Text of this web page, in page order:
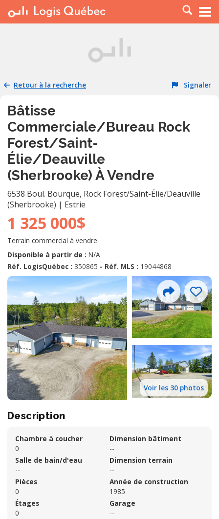
À LOUER
PLACER UNE ANNONCE
RESSOURCES
Retour à la recherche Signaler
Bâtisse
Commerciale/Bureau Rock
Forest/Saint-
Élie/Deauville
(Sherbrooke) À Vendre
6538 Boul. Bourque, Rock Forest/Saint-Élie/Deauville
(Sherbrooke) | Estrie
1 325 000$
Terrain commercial à vendre
Disponible à partir de : N/A
Réf. LogisQuébec : 350865 - Réf. MLS : 19044868
Voir les 30 photos
Description
Chambre à coucher
0
Salle de bain/d'eau
--
Pièces
0
Étages
0
Dimension bâtiment
--
Dimension terrain
--
Année de construction
1985
Garage
--